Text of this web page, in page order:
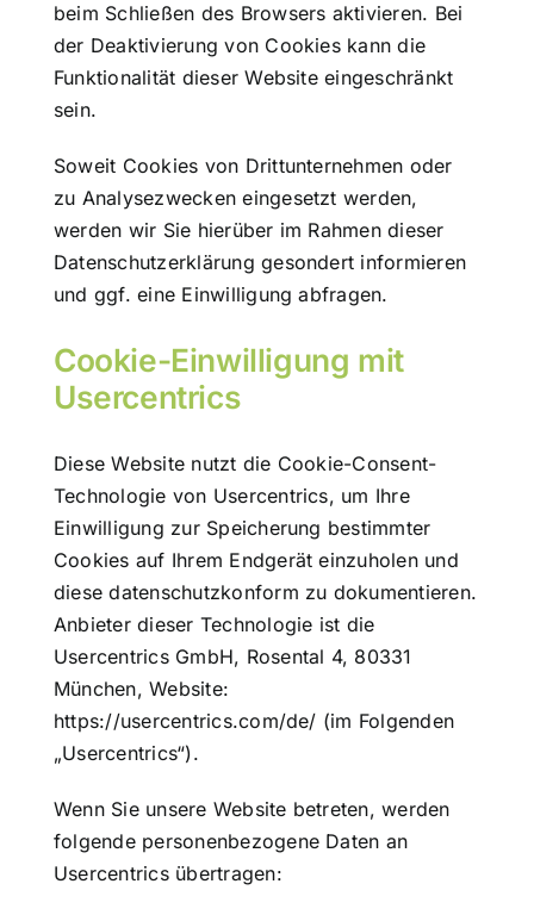
beim Schließen des Browsers aktivieren. Bei
der Deaktivierung von Cookies kann die
Funktionalität dieser Website eingeschränkt
sein.
Soweit Cookies von Drittunternehmen oder
zu Analysezwecken eingesetzt werden,
werden wir Sie hierüber im Rahmen dieser
Datenschutzerklärung gesondert informieren
und ggf. eine Einwilligung abfragen.
Cookie-Einwilligung mit
Usercentrics
Diese Website nutzt die Cookie-Consent-
Technologie von Usercentrics, um Ihre
Einwilligung zur Speicherung bestimmter
Cookies auf Ihrem Endgerät einzuholen und
diese datenschutzkonform zu dokumentieren.
Anbieter dieser Technologie ist die
Usercentrics GmbH, Rosental 4, 80331
München, Website:
https://usercentrics.com/de/ (im Folgenden
„Usercentrics“).
Wenn Sie unsere Website betreten, werden
folgende personenbezogene Daten an
Usercentrics übertragen: